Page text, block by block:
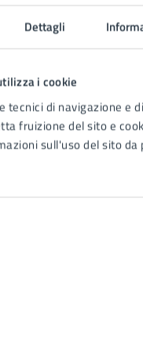
Dettagli
i cookie
tecnici di navigazione e
fruizione del sito e
sull'uso del sito da
Tommaseo e via
di circolazione in via
in via Calabria
di circolazione in